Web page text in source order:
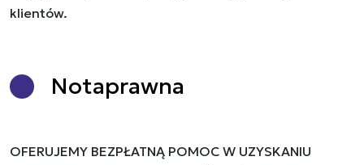
klientów.
Notaprawna
OFERUJEMY BEZPŁATNĄ POMOC W UZYSKANIU